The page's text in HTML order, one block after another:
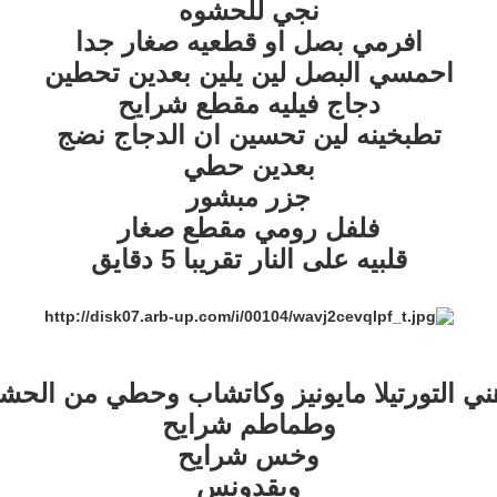
نجي للحشوه
افرمي بصل او قطعيه صغار جدا
احمسي البصل لين يلين بعدين تحطين
دجاج فيليه مقطع شرايح
تطبخينه لين تحسين ان الدجاج نضج
بعدين حطي
جزر مبشور
فلفل رومي مقطع صغار
قلبيه على النار تقريبا 5 دقايق
التورتيلا مايونيز وكاتشاب وحطي من
وطماطم شرايح
وخس شرايح
وبقدونس